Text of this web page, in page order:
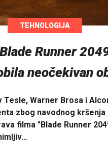
TEHNOLOGIJA
Runner
neočekivan
Tesle, Warner Brosa i
zbog navodnog kršenja
filma "Blade Runner